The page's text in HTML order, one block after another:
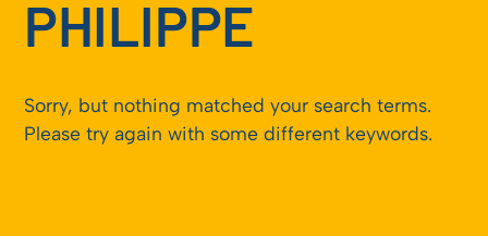
PHILIPPE
Sorry, but nothing matched your search terms.
Please try again with some different keywords.